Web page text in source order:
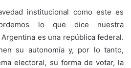
institucional como este es
lo que dice nuestra
es una república federal.
su autonomía y, por lo tanto,
electoral, su forma de votar, la